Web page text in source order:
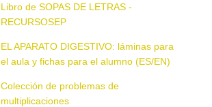
Libro de SOPAS DE LETRAS -
RECURSOSEP
EL APARATO DIGESTIVO: láminas para
el aula y fichas para el alumno (ES/EN)
Colección de problemas de
multiplicaciones